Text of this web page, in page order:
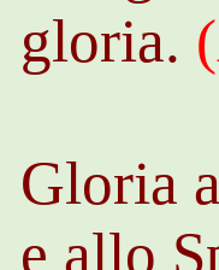
gloria. (
Gloria
e allo